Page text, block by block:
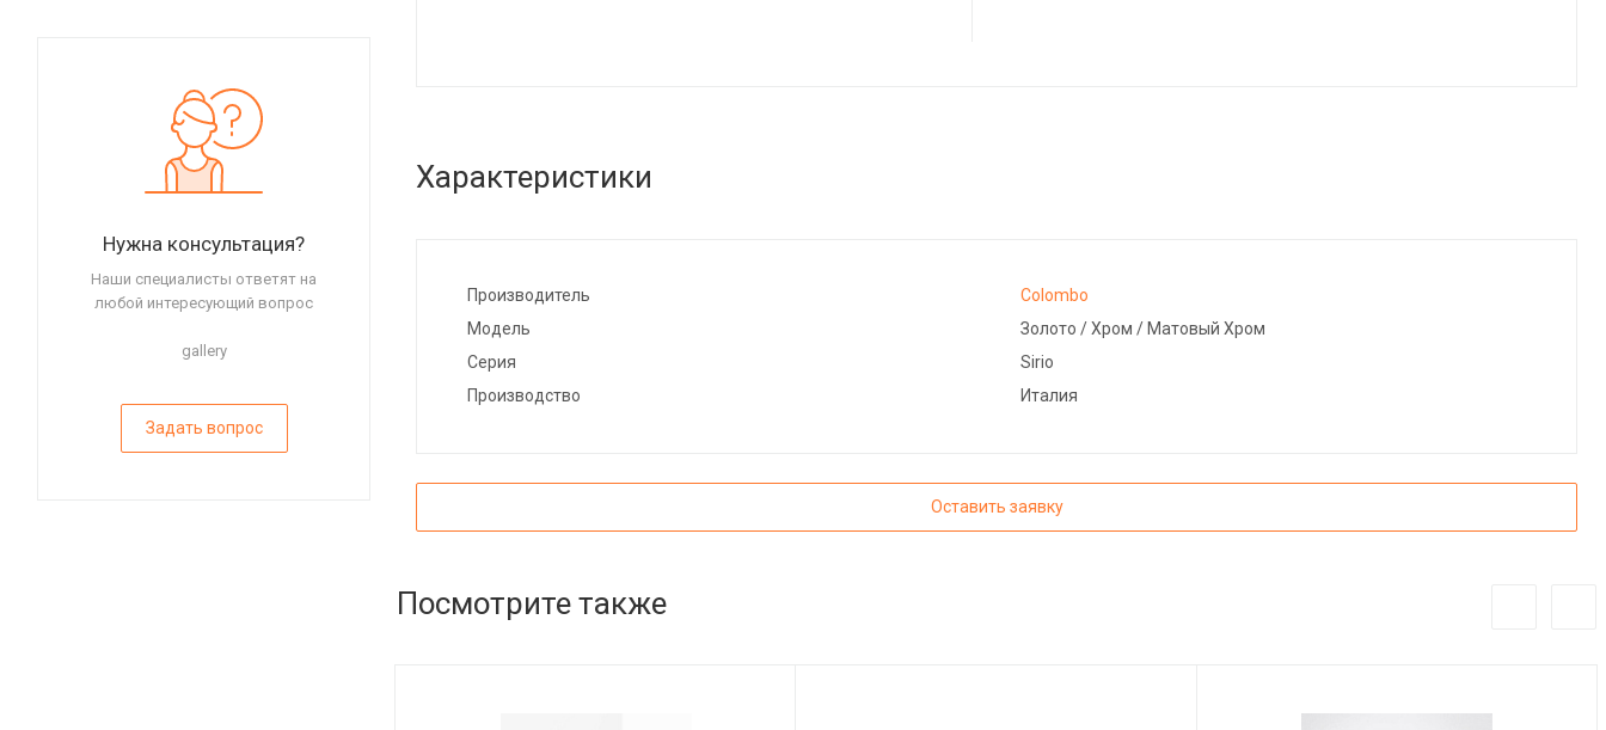
Характеристики
Производитель
Colombo
Модель
Золото / Хром / Матовый Хром
Серия
Sirio
Производство
Италия
Оставить заявку
Посмотрите также
Нужна консультация?
Наши специалисты ответят на
любой интересующий вопрос
gallery
Задать вопрос